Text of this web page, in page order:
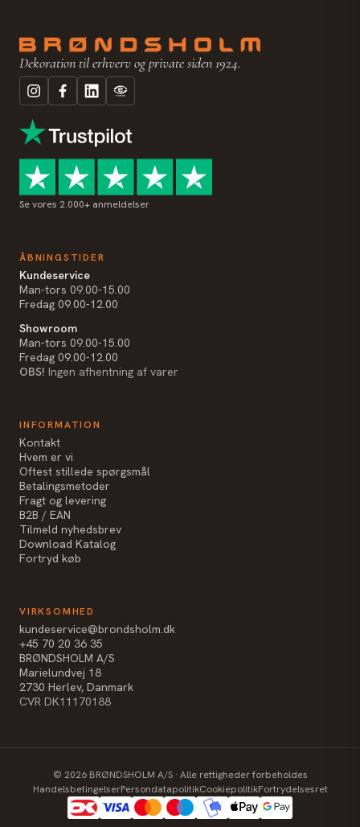
Dekoration til erhverv og private siden 1924.
Se vores 2.000+ anmeldelser
ÅBNINGSTIDER
Kundeservice
Man-tors 09.00-15.00
Fredag 09.00-12.00
Showroom
Man-tors 09.00-15.00
Fredag 09.00-12.00
OBS! Ingen afhentning af varer
INFORMATION
Kontakt
Hvem er vi
Oftest stillede spørgsmål
Betalingsmetoder
Fragt og levering
B2B / EAN
Tilmeld nyhedsbrev
Download Katalog
Fortryd køb
VIRKSOMHED
kundeservice@brondsholm.dk
+45 70 20 36 35
BRØNDSHOLM A/S
Marielundvej 18
2730 Herlev, Danmark
CVR DK11170188
© 2026BRØNDSHOLM A/S · Alle rettigheder forbeholdes
HandelsbetingelserPersondatapolitikCookiepolitikFortrydelsesret